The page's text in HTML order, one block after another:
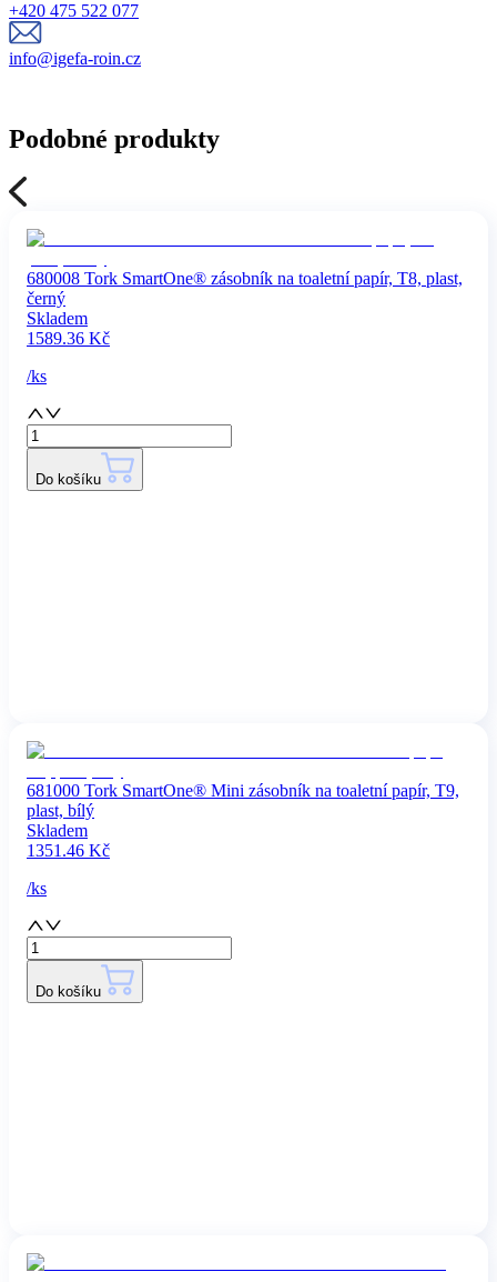
+420 475 522 077
info@igefa-roin.cz
Podobné produkty
680008 Tork SmartOne® zásobník na toaletní papír, T8, plast,
černý
Skladem
1589.36 Kč
/ks
Do košíku
681000 Tork SmartOne® Mini zásobník na toaletní papír, T9,
plast, bílý
Skladem
1351.46 Kč
/ks
Do košíku